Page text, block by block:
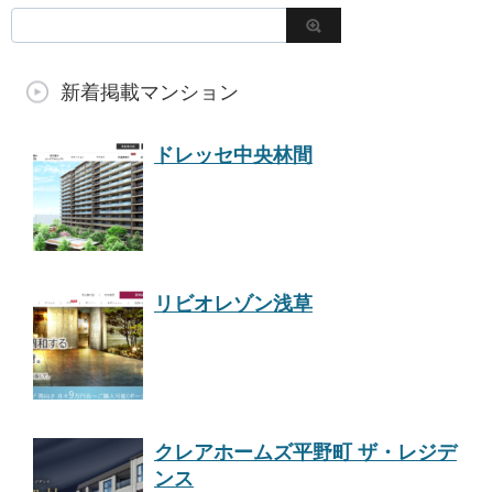
新着掲載マンション
ドレッセ中央林間
リビオレゾン浅草
クレアホームズ平野町 ザ・レジデ
ンス